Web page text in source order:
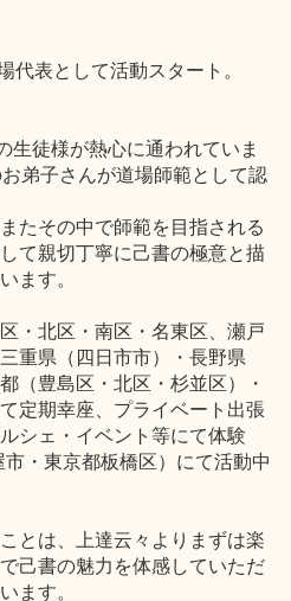
代表として活動スタート。
生徒様が熱心に通われていま
弟子さんが道場師範として認
たその中で師範を目指される
て親切丁寧に己書の極意と描
ます。
・北区・南区・名東区、瀬戸
重県（四日市市）・長野県
（豊島区・北区・杉並区）・
定期幸座、プライベート出張
シェ・イベント等にて体験
・東京都板橋区）にて活動中
とは、上達云々よりまずは楽
己書の魅力を体感していただ
ます。